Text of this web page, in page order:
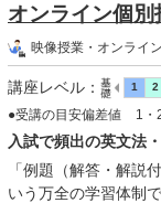
オンライン個別
映像授業・オンライ
講座レベル ：
●受講の目安偏差値 1・
入試で頻出の英文法
「例題（解答・解
いう万全の学習体制